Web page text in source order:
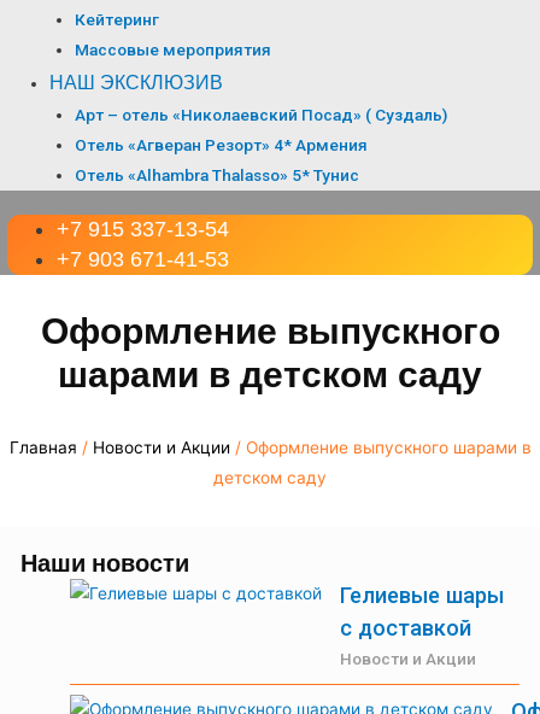
Кейтеринг
Массовые мероприятия
НАШ ЭКСКЛЮЗИВ
Арт – отель «Николаевский Посад» ( Суздаль)
Отель «Агверан Резорт» 4* Армения
Отель «Alhambra Thalasso» 5* Тунис
+7 915 337-13-54
+7 903 671-41-53
Оформление выпускного
шарами в детском саду
Главная / Новости и Акции / Оформление выпускного шарами в
детском саду
Наши новости
Гелиевые шары
с доставкой
Новости и Акции